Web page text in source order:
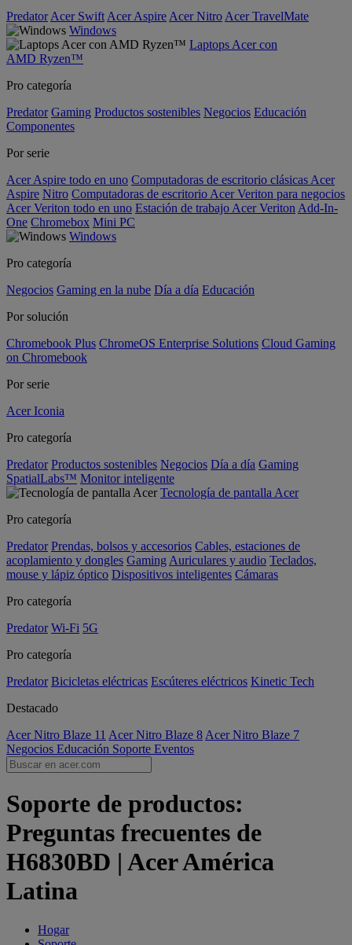
Predator Acer Swift Acer Aspire Acer Nitro Acer TravelMate
Windows
Laptops Acer con
AMD Ryzen™
Pro categoría
Predator Gaming Productos sostenibles Negocios Educación
Componentes
Por serie
Acer Aspire todo en uno Computadoras de escritorio clásicas Acer
Aspire Nitro Computadoras de escritorio Acer Veriton para negocios
Acer Veriton todo en uno Estación de trabajo Acer Veriton Add-In-
One Chromebox Mini PC
Windows
Pro categoría
Negocios Gaming en la nube Día a día Educación
Por solución
Chromebook Plus ChromeOS Enterprise Solutions Cloud Gaming
on Chromebook
Por serie
Acer Iconia
Pro categoría
Predator Productos sostenibles Negocios Día a día Gaming
SpatialLabs™ Monitor inteligente
Tecnología de pantalla Acer
Pro categoría
Predator Prendas, bolsos y accesorios Cables, estaciones de
acoplamiento y dongles Gaming Auriculares y audio Teclados,
mouse y lápiz óptico Dispositivos inteligentes Cámaras
Pro categoría
Predator Wi-Fi 5G
Pro categoría
Predator Bicicletas eléctricas Escúteres eléctricos Kinetic Tech
Destacado
Acer Nitro Blaze 11 Acer Nitro Blaze 8 Acer Nitro Blaze 7
Negocios Educación Soporte Eventos
Soporte de productos:
Preguntas frecuentes de
H6830BD | Acer América
Latina
Hogar